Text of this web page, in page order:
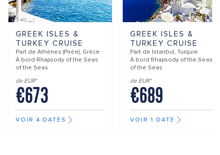
GREEK ISLES &
TURKEY CRUISE
Part de Athènes (Pirée), Grèce
À bord Rhapsody of the Seas
of the Seas
de EUR*
€673
VOIR 4 DATES
GREEK ISLES &
TURKEY CRUISE
Part de Istanbul, Turquie
À bord Rhapsody of the Seas
of the Seas
de EUR*
€689
VOIR 1 DATE